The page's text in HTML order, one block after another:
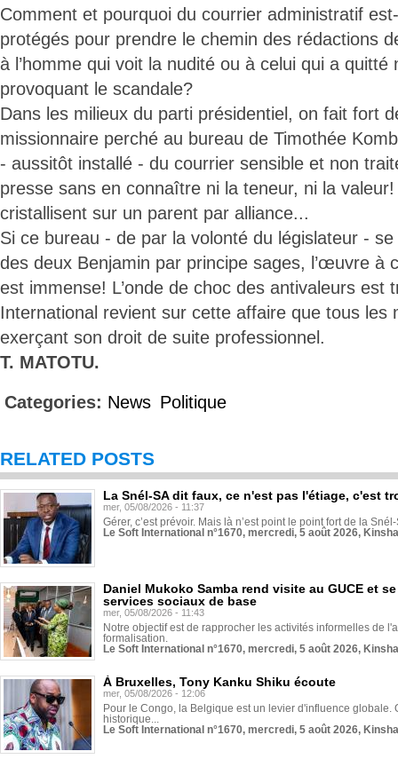
Comment et pourquoi du courrier administratif
protégés pour prendre le chemin des rédactions
à l’homme qui voit la nudité ou à celui qui a quitté
provoquant le scandale?
Dans les milieux du parti présidentiel, on fait fort
missionnaire perché au bureau de Timothée
- aussitôt installé - du courrier sensible et non
presse sans en connaître ni la teneur, ni la
cristallisent sur un parent par alliance...
Si ce bureau - de par la volonté du législateur -
des deux Benjamin par principe sages, l’œuvre à
est immense! L’onde de choc des antivaleurs est
International revient sur cette affaire que tous les
exerçant son droit de suite professionnel.
T. MATOTU.
Categories: News Politique
RELATED POSTS
La Snél-SA dit faux, ce n'est pas l'étiage, c'est
mer, 05/08/2026 - 11:37
Gérer, c’est prévoir. Mais là n’est point le point fort de la
Le Soft International n°1670, mercredi, 5 août 2026,
Daniel Mukoko Samba rend visite au GUCE et
services sociaux de base
mer, 05/08/2026 - 11:43
Notre objectif est de rapprocher les activités informelles de
formalisation.
Le Soft International n°1670, mercredi, 5 août 2026,
À Bruxelles, Tony Kanku Shiku écoute
mer, 05/08/2026 - 12:06
Pour le Congo, la Belgique est un levier d'influence globale.
historique...
Le Soft International n°1670, mercredi, 5 août 2026,